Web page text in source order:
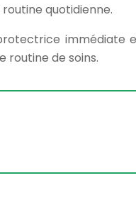
quotidienne.
immédiate
routine de soins.